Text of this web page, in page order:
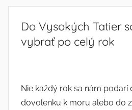
Do Vysokých Tatier
vybrať po celý rok
Nie každý rok sa nám podarí
dovolenku k moru alebo do